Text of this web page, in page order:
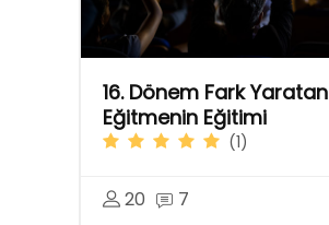
16. Dönem Fark Yaratan
Eğitmenin Eğitimi
(1)
20 7